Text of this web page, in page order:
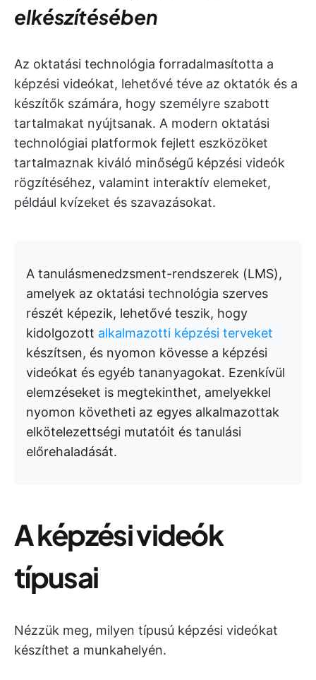
elkészítésében
Az oktatási technológia forradalmasította a
képzési videókat, lehetővé téve az oktatók és a
készítők számára, hogy személyre szabott
tartalmakat nyújtsanak. A modern oktatási
technológiai platformok fejlett eszközöket
tartalmaznak kiváló minőségű képzési videók
rögzítéséhez, valamint interaktív elemeket,
például kvízeket és szavazásokat.
A tanulásmenedzsment-rendszerek (LMS),
amelyek az oktatási technológia szerves
részét képezik, lehetővé teszik, hogy
kidolgozott alkalmazotti képzési terveket
készítsen, és nyomon kövesse a képzési
videókat és egyéb tananyagokat. Ezenkívül
elemzéseket is megtekinthet, amelyekkel
nyomon követheti az egyes alkalmazottak
elkötelezettségi mutatóit és tanulási
előrehaladását.
A képzési videók
típusai
Nézzük meg, milyen típusú képzési videókat
készíthet a munkahelyén.